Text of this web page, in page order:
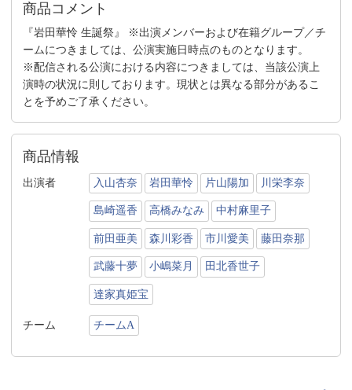
商品コメント
『岩田華怜 生誕祭』 ※出演メンバーおよび在籍グループ／チ
ームにつきましては、公演実施日時点のものとなります。
※配信される公演における内容につきましては、当該公演上
演時の状況に則しております。現状とは異なる部分があるこ
とを予めご了承ください。
商品情報
出演者 入山杏奈 岩田華怜 片山陽加 川栄李奈
島崎遥香 高橋みなみ 中村麻里子
前田亜美 森川彩香 市川愛美 藤田奈那
武藤十夢 小嶋菜月 田北香世子
達家真姫宝
チーム チームA